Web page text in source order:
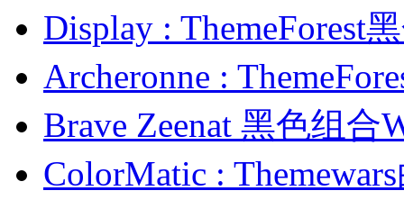
Display : ThemeForest
Archeronne :
Brave Zeenat 黑色组合
ColorMatic :